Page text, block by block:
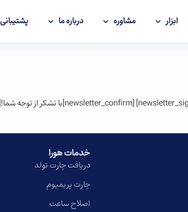
ابزار مشاوره درباره ما پشتیبانی
خدمات هورا
دریافت چارت تولد
چارت پریمیوم
اصلاح ساعت